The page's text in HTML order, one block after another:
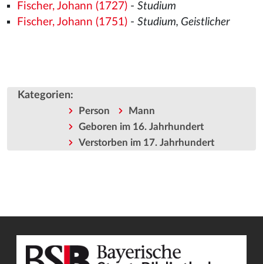
Fischer, Johann (1727)- Studium
Fischer, Johann (1751)- Studium, Geistlicher
Kategorien:
Person
Mann
Geboren im 16. Jahrhundert
Verstorben im 17. Jahrhundert